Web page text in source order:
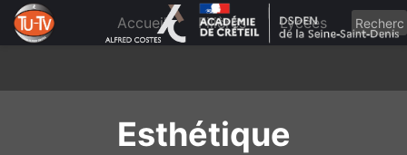
content
Accueil Filières Lycées
Esthétique